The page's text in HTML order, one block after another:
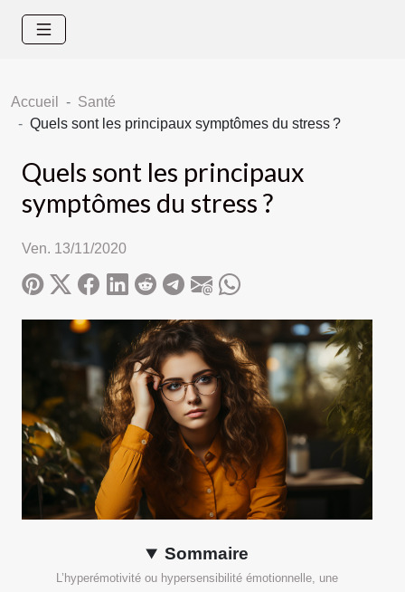
Accueil
Santé
Quels sont les principaux symptômes du stress ?
Quels sont les principaux
symptômes du stress ?
Ven. 13/11/2020
Sommaire
L’hyperémotivité ou hypersensibilité émotionnelle, une